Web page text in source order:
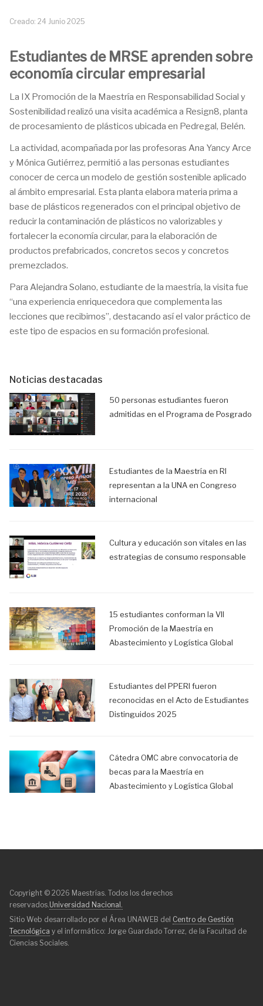
Creado: 24 Junio 2025
Estudiantes de MRSE aprenden sobre
economía circular empresarial
La IX Promoción de la Maestría en Responsabilidad Social y
Sostenibilidad realizó una visita académica a Resign8, planta
de procesamiento de plásticos ubicada en Pedregal, Belén.
La actividad, acompañada por las profesoras Ana Yancy Arce
y Mónica Gutiérrez, permitió a las personas estudiantes
conocer de cerca un modelo de gestión sostenible aplicado
al ámbito empresarial. Esta planta elabora materia prima a
base de plásticos regenerados con el principal objetivo de
reducir la contaminación de plásticos no valorizables y
fortalecer la economía circular, para la elaboración de
productos prefabricados, concretos secos y concretos
premezclados.
Para Alejandra Solano, estudiante de la maestría, la visita fue
“una experiencia enriquecedora que complementa las
lecciones que recibimos”, destacando así el valor práctico de
este tipo de espacios en su formación profesional.
Noticias destacadas
50 personas estudiantes fueron
admitidas en el Programa de Posgrado
Estudiantes de la Maestría en RI
representan a la UNA en Congreso
internacional
Cultura y educación son vitales en las
estrategias de consumo responsable
15 estudiantes conforman la VII
Promoción de la Maestría en
Abastecimiento y Logística Global
Estudiantes del PPERI fueron
reconocidas en el Acto de Estudiantes
Distinguidos 2025
Cátedra OMC abre convocatoria de
becas para la Maestría en
Abastecimiento y Logística Global
Copyright © 2026 Maestrías. Todos los derechos
reservados.Universidad Nacional.
Sitio Web desarrollado por el Área UNAWEB del Centro de Gestión
Tecnológica y el informático: Jorge Guardado Torrez, de la Facultad de
Ciencias Sociales.